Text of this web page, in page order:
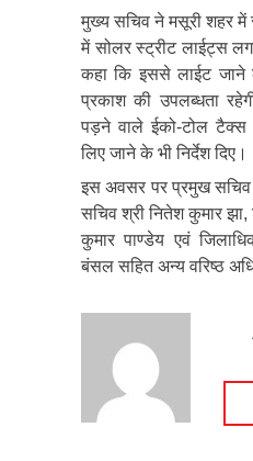
मुख्य सचिव ने मसूरी शहर में
में सोलर स्ट्रीट लाईट्स
कहा कि इससे लाईट जाने
प्रकाश की उपलब्धता
पड़ने वाले ईको-टोल
लिए जाने के भी निर्देश दिए।
इस अवसर पर प्रमुख सचिव
सचिव श्री नितेश कुमार
कुमार पाण्डेय एवं
बंसल सहित अन्य वरिष्ठ